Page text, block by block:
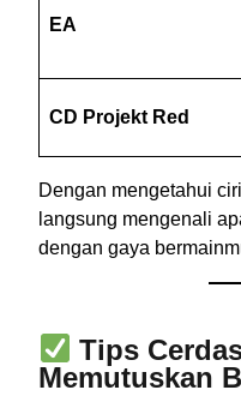
EA
CD Projekt Red
Dengan mengetahui
langsung mengenali
dengan gaya
Tips
Memutuskan